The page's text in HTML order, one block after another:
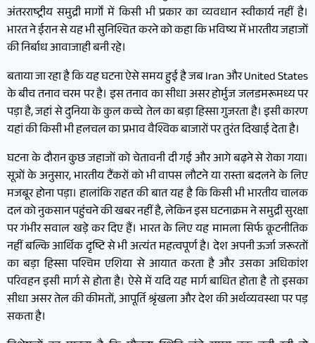
अंतरराष्ट्रीय समुद्री मार्गों में किसी भी प्रकार का व्यवधान स्वीकार्य नहीं है।
भारत ने ईरान से यह भी सुनिश्चित करने को कहा कि भविष्य में भारतीय जहाजों
की निर्बाध आवाजाही बनी रहे।
बताया जा रहा है कि यह घटना ऐसे समय हुई है जब Iran और United States
के बीच तनाव चरम पर है। इस तनाव का सीधा असर होर्मुज जलडमरूमध्य पर
पड़ा है, जहां से दुनिया के कुल कच्चे तेल का बड़ा हिस्सा गुजरता है। इसी कारण
यहां की किसी भी हलचल का प्रभाव वैश्विक बाजारों पर तुरंत दिखाई देता है।
घटना के दौरान कुछ जहाजों को चेतावनी दी गई और आगे बढ़ने से रोका गया।
सूत्रों के अनुसार, भारतीय टैंकरों को भी वापस लौटने या रास्ता बदलने के लिए
मजबूर होना पड़ा। हालांकि राहत की बात यह है कि किसी भी भारतीय चालक
दल को नुकसान पहुंचने की खबर नहीं है, लेकिन इस घटनाक्रम ने समुद्री सुरक्षा
पर गंभीर सवाल खड़े कर दिए हैं। भारत के लिए यह मामला सिर्फ कूटनीतिक
नहीं बल्कि आर्थिक दृष्टि से भी अत्यंत महत्वपूर्ण है। देश अपनी ऊर्जा जरूरतों
का बड़ा हिस्सा पश्चिम एशिया से आयात करता है और उसका अधिकांश
परिवहन इसी मार्ग से होता है। ऐसे में यदि यह मार्ग बाधित होता है तो इसका
सीधा असर तेल की कीमतों, आपूर्ति श्रृंखला और देश की अर्थव्यवस्था पर पड़
सकता है।